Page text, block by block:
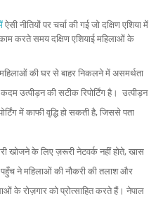
ऐसी नीतियों पर चर्चा की गई जो दक्षिण एशिया में
काम करते समय दक्षिण एशियाई महिलाओं के
की घर से बाहर निकलने में असमर्थता
उत्पीड़न की सटीक रिपोर्टिंग है। उत्पीड़न
में काफी वृद्धि हो सकती है, जिससे पता
खोजने के लिए ज़रूरी नेटवर्क नहीं होते, खास
ने महिलाओं की नौकरी की तलाश और
के रोज़गार को प्रोत्साहित करते हैं। नेपाल